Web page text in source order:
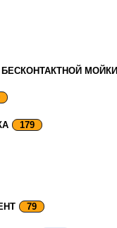
МОЙКИ
179
79